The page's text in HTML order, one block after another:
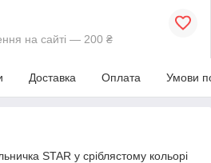
на сайті — 200 ₴
Доставка Оплата Умови
STAR у сріблястому кольорі